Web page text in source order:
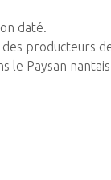
daté.
producteurs
le Paysan